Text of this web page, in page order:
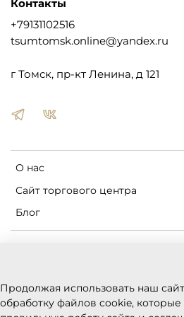
О нас
Сайт торгового центра
Блог
Условия обмена и возврата
Контакты
+79131102516
tsumtomsk.online@yandex.ru
г Томск, пр-кт Ленина, д 121
Продолжая использовать наш
обработку файлов cookie,